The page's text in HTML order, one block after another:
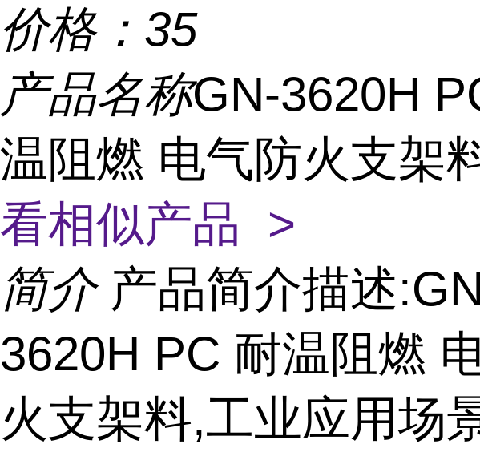
价格： 35
产品名称GN-3620H
温阻燃 电气防火支架
看相似产品 >
简介 产品简介描述
3620H PC 耐温阻燃
火支架料,工业应用场